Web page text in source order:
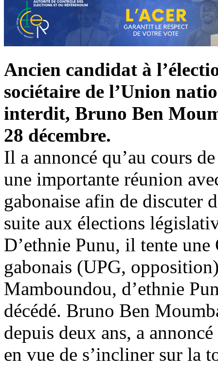
Ancien candidat à
sociétaire de l’Union
interdit, Bruno Ben
28 décembre.
Il a annoncé qu’au cours
une importante réunion
gabonaise afin de discuter
suite aux élections
D’ethnie Punu, il tente
gabonais (UPG,
Mamboundou, d’ethnie
décédé. Bruno Ben
depuis deux ans, a
en vue de s’incliner sur la